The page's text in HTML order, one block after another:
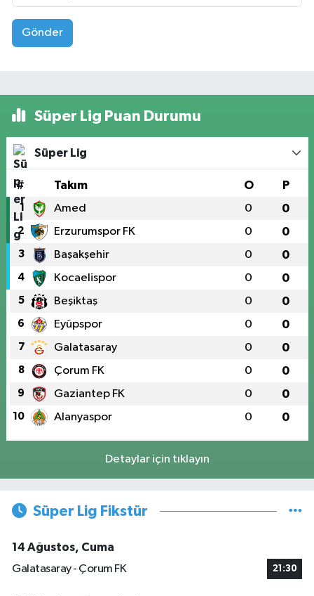
Gönder
Süper Lig Puan Durumu
Süper Lig
# Takım O P
1 Amed 0 0
2 Erzurumspor FK 0 0
3 Başakşehir 0 0
4 Kocaelispor 0 0
5 Beşiktaş 0 0
6 Eyüpspor 0 0
7 Galatasaray 0 0
8 Çorum FK 0 0
9 Gaziantep FK 0 0
10 Alanyaspor 0 0
Detaylar için tıklayın
Süper Lig Fikstür
14 Ağustos, Cuma
Galatasaray - Çorum FK
21:30